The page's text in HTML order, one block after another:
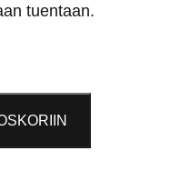
tuentaan.